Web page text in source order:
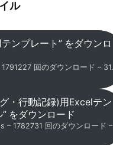
ル
ンプレート” をダウンロ
回のダウンロード – 31.
・行動記録)用Excelテン
をダウンロード
– 1782731 回のダウンロード –